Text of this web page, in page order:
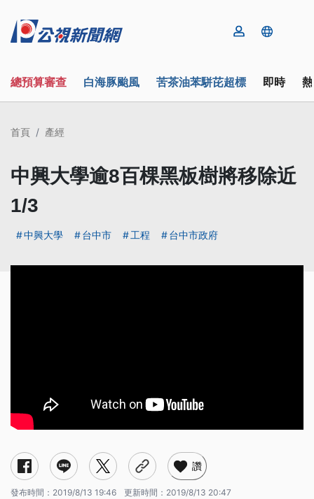
總預算審查 白海豚颱風 苦茶油苯駢芘超標 即時
首頁 產經
中興大學逾8百棵黑板樹將移除近
1/3
中興大學 台中市 工程 台中市政府
讚
發布時間： 2019/8/13 19:46 更新時間： 2019/8/13 20:47